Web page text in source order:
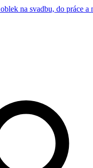
na svadbu, do práce a